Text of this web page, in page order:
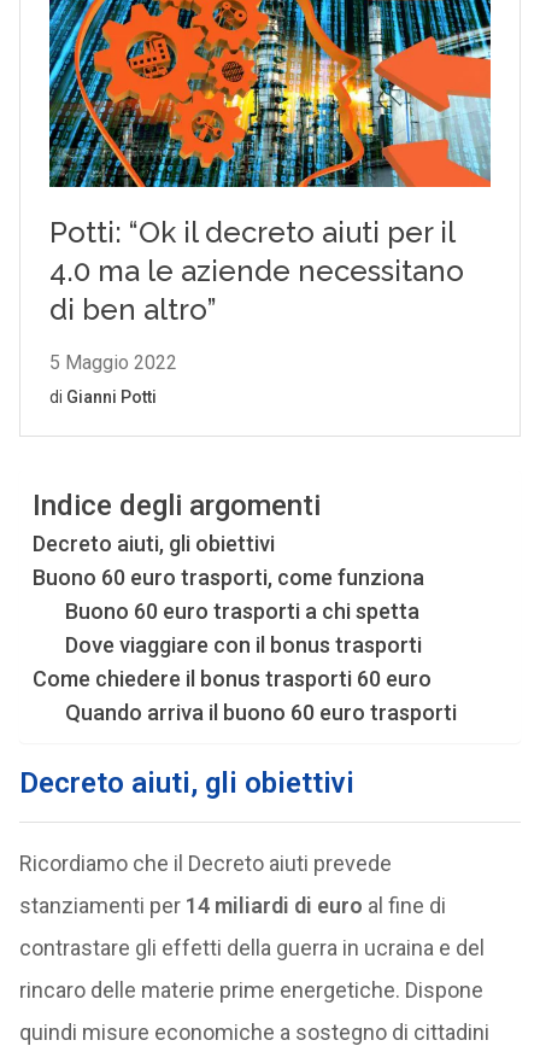
Indice degli argomenti
Decreto aiuti, gli obiettivi
Buono 60 euro trasporti, come funziona
Buono 60 euro trasporti a chi spetta
Dove viaggiare con il bonus trasporti
Come chiedere il bonus trasporti 60 euro
Quando arriva il buono 60 euro trasporti
Decreto aiuti, gli obiettivi
Ricordiamo che il Decreto aiuti prevede
stanziamenti per 14 miliardi di euro al fine di
contrastare gli effetti della guerra in ucraina e del
rincaro delle materie prime energetiche. Dispone
quindi misure economiche a sostegno di cittadini